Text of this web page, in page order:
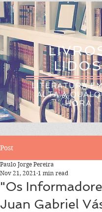
LIDOS
LITERATURA
ALTA A
HORA
Post
"Os
Juan Gabriel
Paulo Jorge Pereira
Nov 21, 2021 1 min read